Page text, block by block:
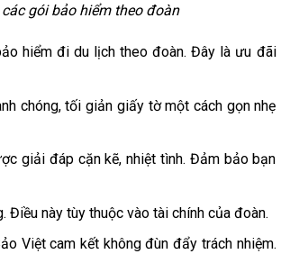
gói bảo hiểm theo đoàn
hiểm đi du lịch theo đoàn. Đây là ưu đãi
chóng, tối giản giấy tờ một cách gọn nhẹ
giải đáp cặn kẽ, nhiệt tình. Đảm bảo bạn
này tùy thuộc vào tài chính của đoàn.
Việt cam kết không đùn đẩy trách nhiệm.